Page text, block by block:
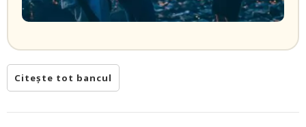
Citește tot bancul